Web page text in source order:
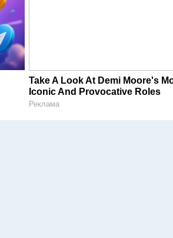
Take A Look At Demi Moore's
Iconic And Provocative Roles
Реклама